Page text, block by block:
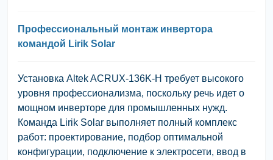
Профессиональный монтаж инвертора
командой Lirik Solar
Установка Altek ACRUX-136K-H требует высокого
уровня профессионализма, поскольку речь идет о
мощном инверторе для промышленных нужд.
Команда Lirik Solar выполняет полный комплекс
работ: проектирование, подбор оптимальной
конфигурации, подключение к электросети, ввод в